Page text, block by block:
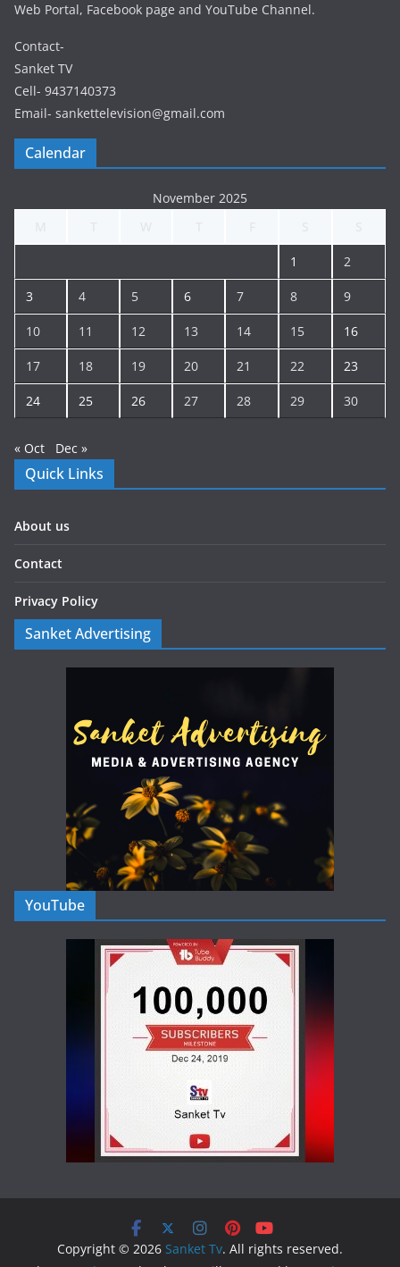
Web Portal, Facebook page and YouTube Channel.
Contact-
Sanket TV
Cell- 9437140373
Email- sankettelevision@gmail.com
Calendar
November 2025
1 2
3 4 5 6 7 8 9
10 11 12 13 14 15 16
17 18 19 20 21 22 23
24 25 26 27 28 29 30
« Oct Dec »
Quick Links
About us
Contact
Privacy Policy
Sanket Advertising
YouTube
Copyright © 2026 Sanket Tv. All rights reserved.